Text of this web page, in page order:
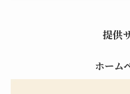
提供
ホーム